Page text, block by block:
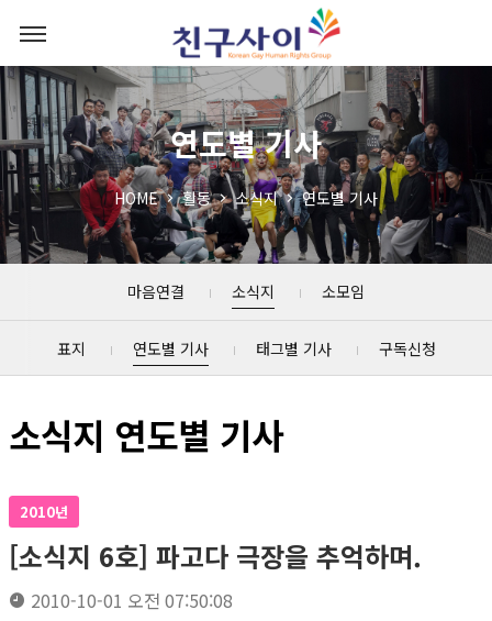
연도별 기사
HOME 활동 소식지 연도별 기사
마음연결 소식지 소모임
표지 연도별 기사 태그별 기사 구독신청
소식지 연도별 기사
2010년
[소식지 6호] 파고다 극장을 추억하며.
2010-10-01 오전 07:50:08